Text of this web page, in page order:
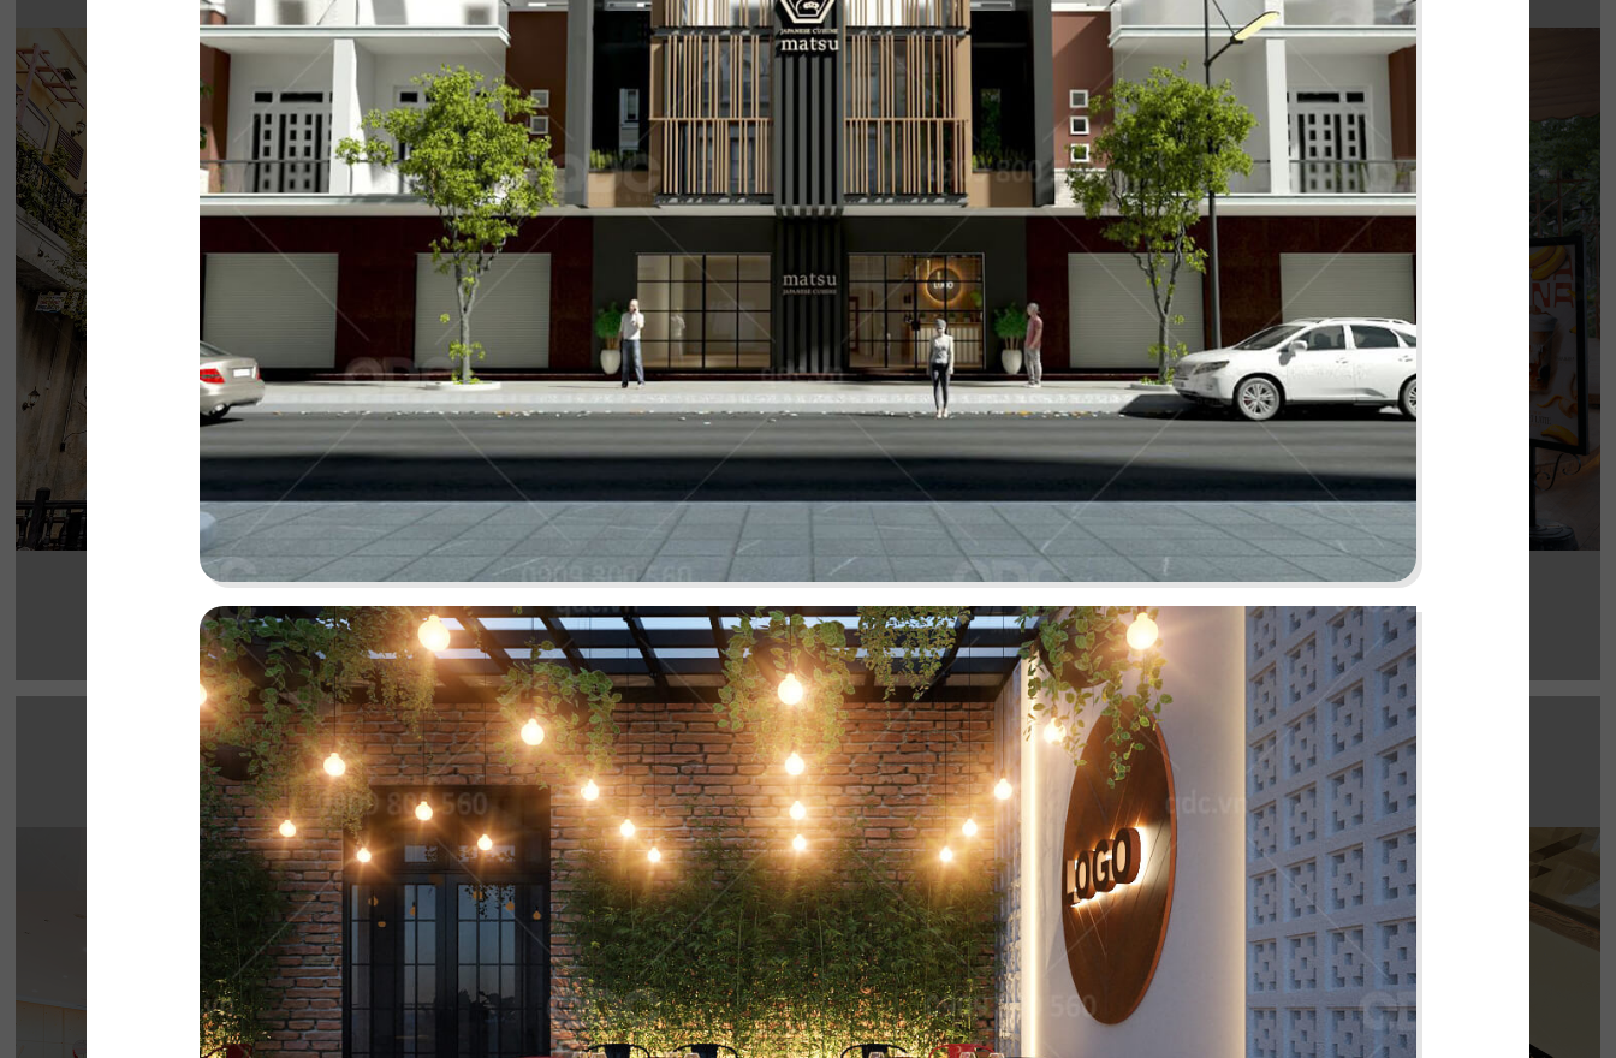
THE STREET "NHẬU CÓ
CHẤT"
The Street được dựa trên văn hóa vỉa hè độc đáo, xen lẫn hơi
thở của đường phố, mang đến vẻ đẹp Việt Nam đặc trưng
cho thực khách
Chi tiết
KATINAT WATERBUS
Dự án được chúng tôi hoàn thiện gấp rút trong 35 ngày,
mang đến một không gian thưởng thức cafe - trà sữa ấn
tượng
Chi tiết
BẮC KIM THANG PHÊ LA